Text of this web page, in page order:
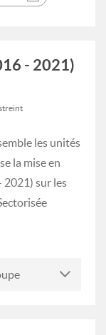
- 2021)
les unités
la mise en
2021) sur les